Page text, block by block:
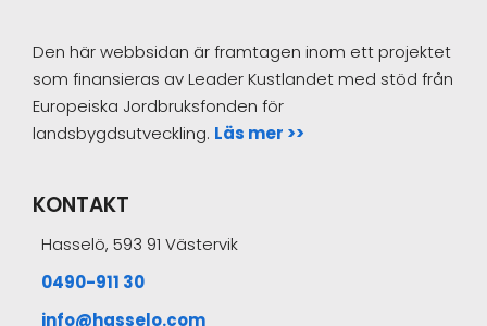
Den här webbsidan är framtagen inom ett projektet
som finansieras av Leader Kustlandet med stöd från
Europeiska Jordbruksfonden för
landsbygdsutveckling. Läs mer >>
KONTAKT
Hasselö, 593 91 Västervik
0490-911 30
info@hasselo.com